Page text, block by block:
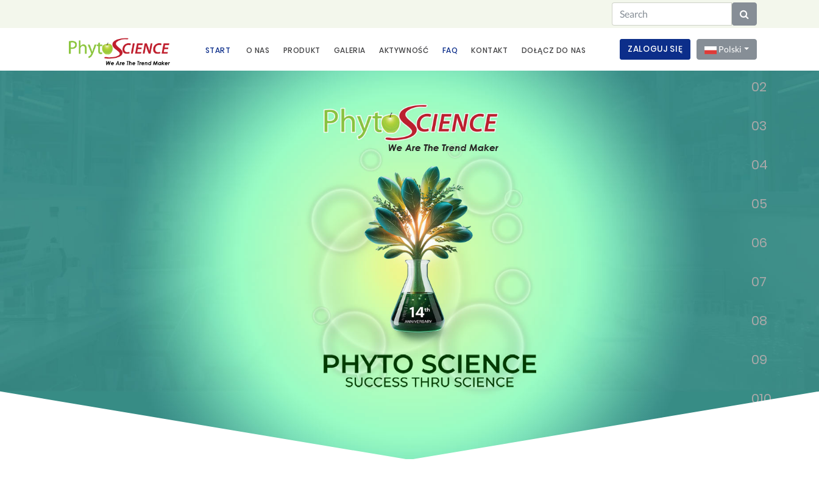
START O NAS PRODUKT GALERIA AKTYWNOŚĆ FAQ KONTAKT DOŁĄCZ DO NAS ZALOGUJ SIĘ Polski
03
04
05
06
07
08
09
010